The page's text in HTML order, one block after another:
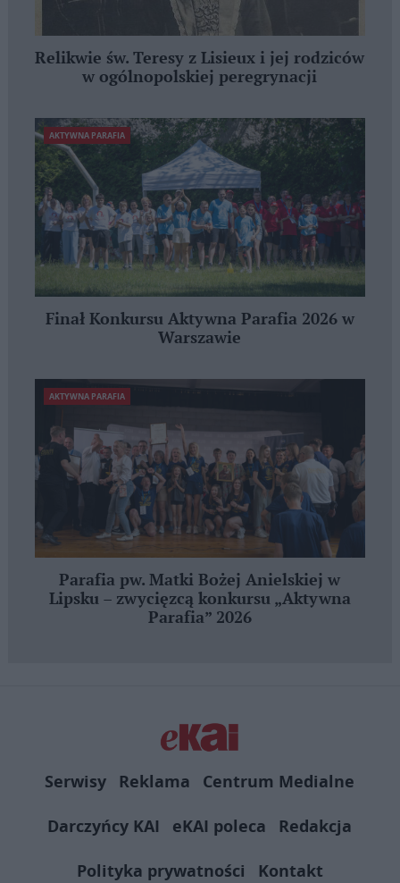
Relikwie św. Teresy z Lisieux i jej rodziców
w ogólnopolskiej peregrynacji
AKTYWNA PARAFIA
Finał Konkursu Aktywna Parafia 2026 w
Warszawie
AKTYWNA PARAFIA
Parafia pw. Matki Bożej Anielskiej w
Lipsku – zwycięzcą konkursu „Aktywna
Parafia” 2026
Serwisy Reklama
Centrum Medialne
Darczyńcy KAI
eKAI poleca
Redakcja
Polityka prywatności
Kontakt